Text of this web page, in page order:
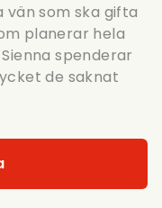
vän som ska gifta
planerar hela
spenderar
de saknat